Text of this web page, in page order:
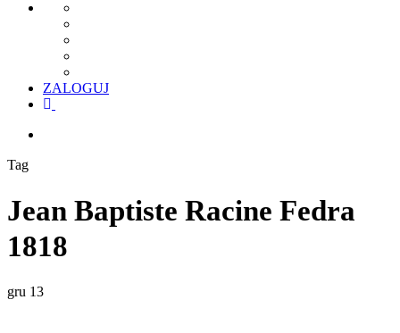
ZALOGUJ
facebook
Tag
Jean Baptiste Racine Fedra
1818
gru 13